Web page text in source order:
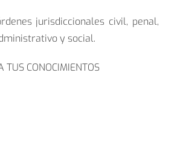
jurisdiccionales civil, penal,
y social.
TUS CONOCIMIENTOS